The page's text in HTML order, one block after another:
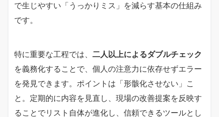
で生じやすい「うっかりミス」を減らす基本の仕組み
です。
特に重要な工程では、 二人以上によるダブルチェック
を義務化することで、個人の注意力に依存せずエラー
を発見できます。ポイントは「形骸化させない」こ
と。定期的に内容を見直し、現場の改善提案を反映す
ることでリスト自体が進化し、信頼できるツールとし